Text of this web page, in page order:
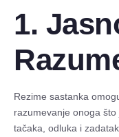
1.
Rezime sastanka
razumevanje onoga
tačaka, odluka i